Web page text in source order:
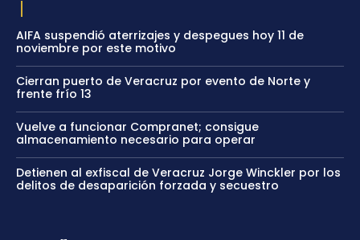
AIFA suspendió aterrizajes y despegues hoy 11 de
noviembre por este motivo
Cierran puerto de Veracruz por evento de Norte y
frente frío 13
Vuelve a funcionar Compranet; consigue
almacenamiento necesario para operar
Detienen al exfiscal de Veracruz Jorge Winckler por los
delitos de desaparición forzada y secuestro